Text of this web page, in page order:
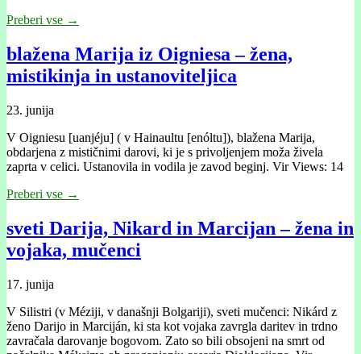
Preberi vse →
blažena Marija iz Oigniesa – žena,
mistikinja in ustanoviteljica
23. junija
V Oigniesu [uanjéju] ( v Hainaultu [enóltu]), blažena Marija,
obdarjena z mističnimi darovi, ki je s privoljenjem moža živela
zaprta v celici. Ustanovila in vodila je zavod beginj. Vir Views: 14
Preberi vse →
sveti Darija, Nikard in Marcijan – žena in
vojaka, mučenci
17. junija
V Silistri (v Méziji, v današnji Bolgariji), sveti mučenci: Nikárd z
ženo Darijo in Marciján, ki sta kot vojaka zavrgla daritev in trdno
zavračala darovanje bogovom. Zato so bili obsojeni na smrt od